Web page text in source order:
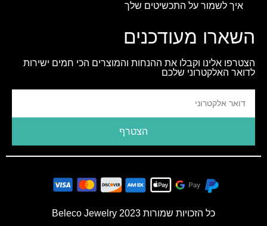
איך לשמור על התכשיטים שלך
השארו מעודכנים
הצטרפו אלינו וקבלו את ההנחות והמוצרים הכי חמים ישירות
לדואר האלקטרוני שלכם
הצטרף
כל הזכויות שמורות 2023 Beleco Jewelry